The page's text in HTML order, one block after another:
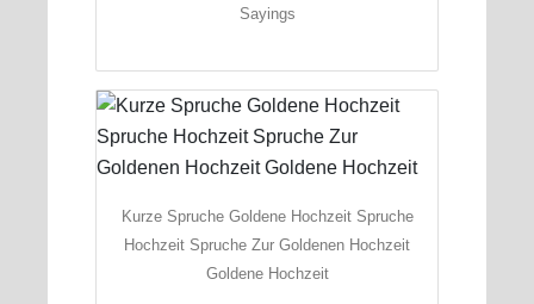
Sayings
Kurze Spruche Goldene Hochzeit Spruche
Hochzeit Spruche Zur Goldenen Hochzeit
Goldene Hochzeit